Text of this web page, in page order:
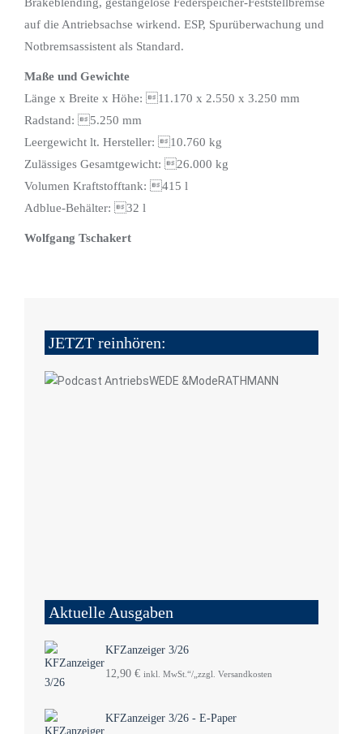
auf die Antriebsachse wirkend. ESP, Spurüberwachung und
Notbremsassistent als Standard.
Maße und Gewichte
Länge x Breite x Höhe: 11.170 x 2.550 x 3.250 mm
Radstand: 5.250 mm
Leergewicht lt. Hersteller: 10.760 kg
Zulässiges Gesamtgewicht: 26.000 kg
Volumen Kraftstofftank: 415 l
Adblue-Behälter: 32 l
Wolfgang Tschakert
JETZT reinhören:
Aktuelle Ausgaben
KFZanzeiger 3/26
12,90 € inkl. MwSt.“/„zzgl. Versandkosten
KFZanzeiger 3/26 - E-Paper